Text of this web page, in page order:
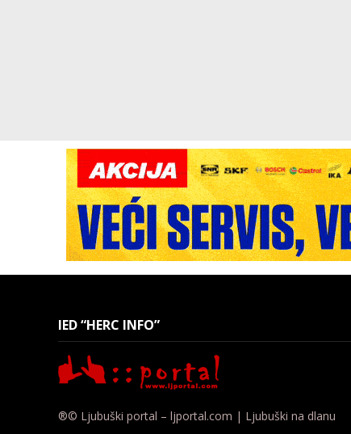
IED “HERC INFO”
®© Ljubuški portal – ljportal.com | Ljubuški na dlanu